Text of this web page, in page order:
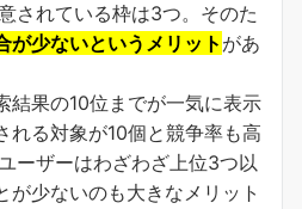
されている枠は3つ。そのた
が少ないというメリット があ
結果の10位までが一気に表示
れる対象が10個と競争率も高
ーザーはわざわざ上位3つ以
が少ないのも大きなメリット